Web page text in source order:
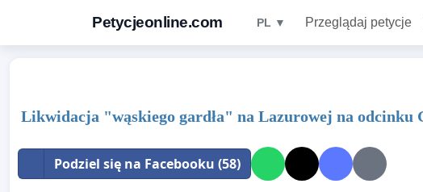
Petycjeonline.com PL ▼ Przeglądaj petycje
Likwidacja "wąskiego gardła" na Lazurowej na odcinku
Podziel się na Facebooku (58)